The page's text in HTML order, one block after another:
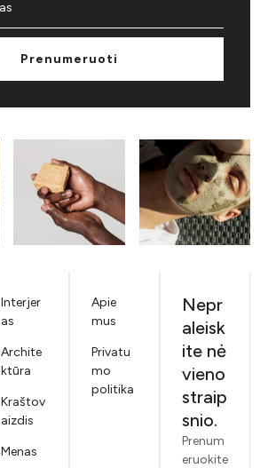
Prenumeruoti
Interjer
as
Archite
ktūra
Kraštov
aizdis
Menas
Apie
mus
Privatu
mo
politika
Nepr
aleisk
ite nė
vieno
straip
snio.
Prenum
eruokite